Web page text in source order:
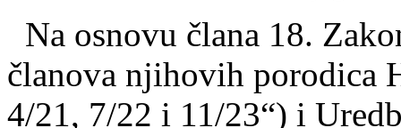
Na osnovu člana 18.
članova njihovih porodica
4/21, 7/22 i 11/23“) i